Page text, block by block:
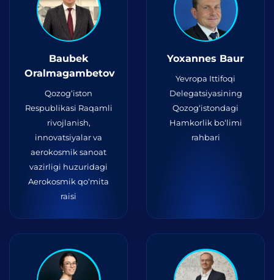
Baubek
Oralmagambetov
Qozog‘iston
Respublikasi Raqamli
rivojlanish,
innovatsiyalar va
aerokosmik sanoat
vazirligi huzuridagi
Aerokosmik qo‘mita
raisi
Yoxannes Baur
Yevropa Ittifoqi
Delegatsiyasining
Qozog‘istondagi
Hamkorlik bo‘limi
rahbari